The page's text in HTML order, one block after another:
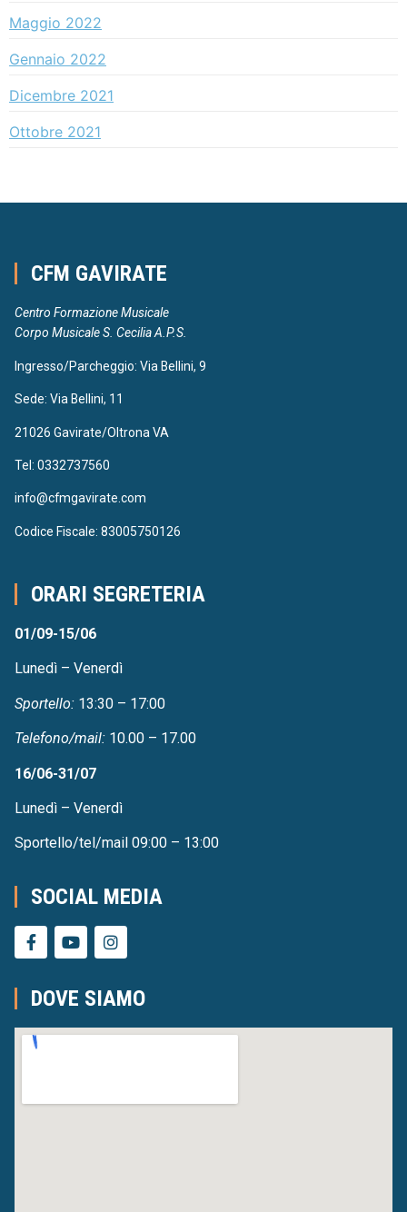
Maggio 2022
Gennaio 2022
Dicembre 2021
Ottobre 2021
CFM GAVIRATE
Centro Formazione Musicale
Corpo Musicale S. Cecilia A.P.S.
Ingresso/Parcheggio: Via Bellini, 9
Sede: Via Bellini, 11
21026 Gavirate/Oltrona VA
Tel: 0332737560
info@cfmgavirate.com
Codice Fiscale: 83005750126
ORARI SEGRETERIA
01/09-15/06
Lunedì – Venerdì
Sportello: 13:30 – 17:00
Telefono/mail: 10.00 – 17.00
16/06-31/07
Lunedì – Venerdì
Sportello/tel/mail 09:00 – 13:00
SOCIAL MEDIA
DOVE SIAMO